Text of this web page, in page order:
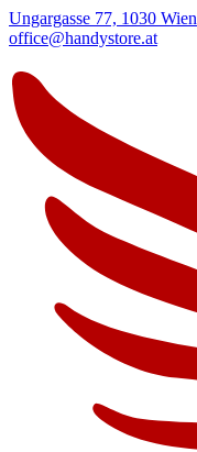
Ungargasse 77, 1030 Wien
office@handystore.at